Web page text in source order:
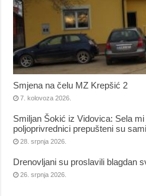
Smjena na čelu MZ Krepšić 2
7. kolovoza 2026.
Smiljan Šokić iz Vidovica: Sela
poljoprivrednici prepušteni su
28. srpnja 2026.
Drenovljani su proslavili blagdan
26. srpnja 2026.